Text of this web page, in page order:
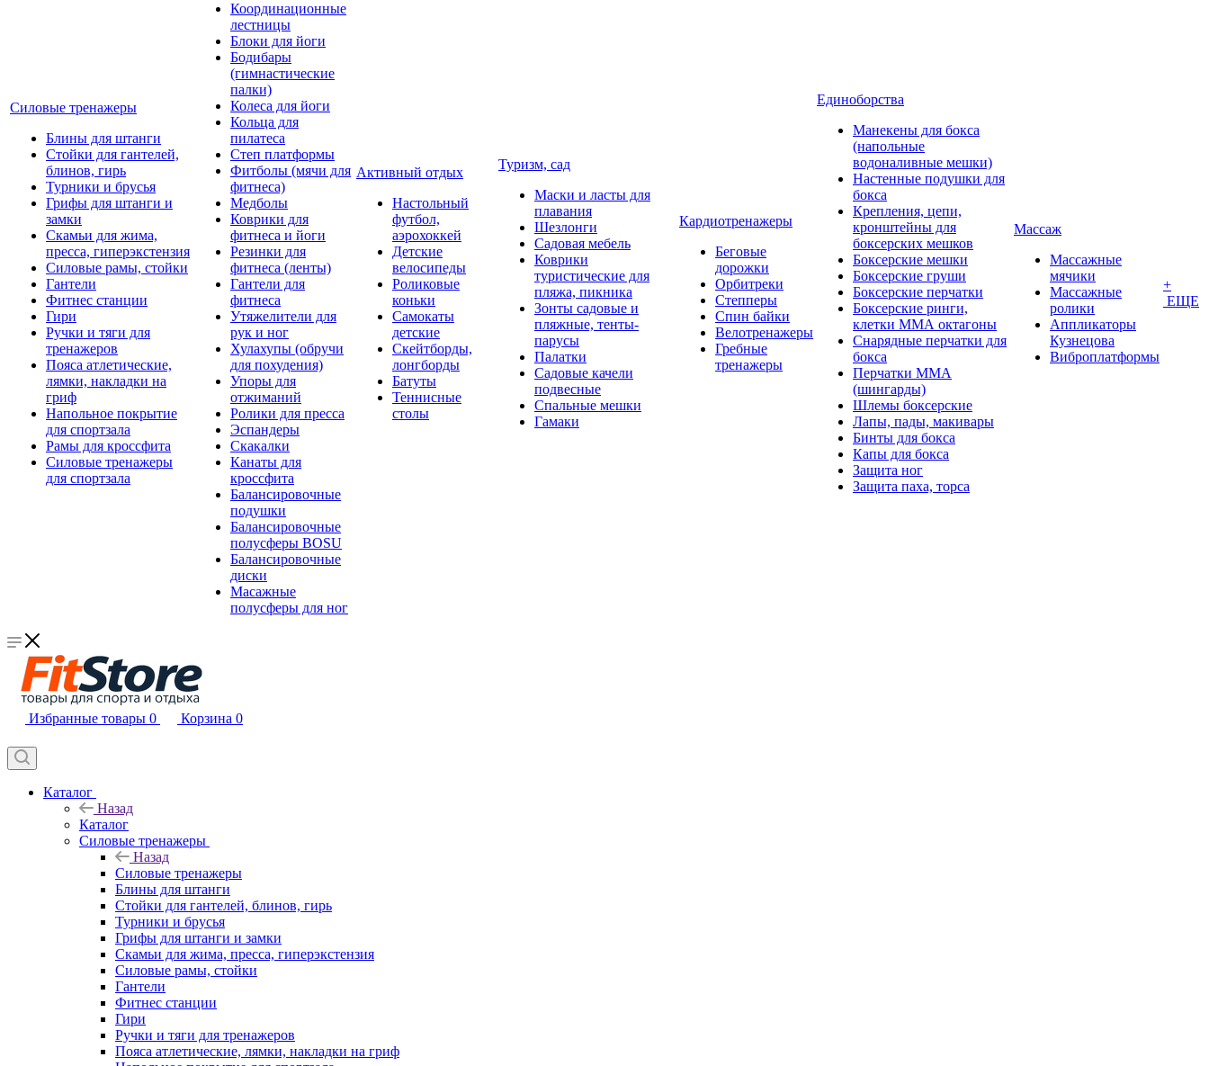
Силовые тренажеры
Блины для штанги
Стойки для гантелей,
блинов, гирь
Турники и брусья
Грифы для штанги и
замки
Скамьи для жима,
пресса, гиперэкстензия
Силовые рамы, стойки
Гантели
Фитнес станции
Гири
Ручки и тяги для
тренажеров
Пояса атлетические,
лямки, накладки на
гриф
Напольное покрытие
для спортзала
Рамы для кроссфита
Силовые тренажеры
для спортзала
Координационные
лестницы
Блоки для йоги
Бодибары
(гимнастические
палки)
Колеса для йоги
Кольца для
пилатеса
Степ платформы
Фитболы (мячи для
фитнеса)
Медболы
Коврики для
фитнеса и йоги
Резинки для
фитнеса (ленты)
Гантели для
фитнеса
Утяжелители для
рук и ног
Хулахупы (обручи
для похудения)
Упоры для
отжиманий
Ролики для пресса
Эспандеры
Скакалки
Канаты для
кроссфита
Балансировочные
подушки
Балансировочные
полусферы BOSU
Балансировочные
диски
Масажные
полусферы для ног
Активный отдых
Настольный
футбол,
аэрохоккей
Детские
велосипеды
Роликовые
коньки
Самокаты
детские
Скейтборды,
лонгборды
Батуты
Теннисные
столы
Туризм, сад
Маски и ласты для
плавания
Шезлонги
Садовая мебель
Коврики
туристические для
пляжа, пикника
Зонты садовые и
пляжные, тенты-
парусы
Палатки
Садовые качели
подвесные
Спальные мешки
Гамаки
Кардиотренажеры
Беговые
дорожки
Орбитреки
Степперы
Спин байки
Велотренажеры
Гребные
тренажеры
Единоборства
Манекены для бокса
(напольные
водоналивные мешки)
Настенные подушки для
бокса
Крепления, цепи,
кронштейны для
боксерских мешков
Боксерские мешки
Боксерские груши
Боксерские перчатки
Боксерские ринги,
клетки ММА октагоны
Снарядные перчатки для
бокса
Перчатки MMA
(шингарды)
Шлемы боксерские
Лапы, пады, макивары
Бинты для бокса
Капы для бокса
Защита ног
Защита паха, торса
Массаж
Массажные
мячики
Массажные
ролики
Аппликаторы
Кузнецова
Виброплатформы
+
ЕЩЕ
Избранные товары 0 Корзина 0
Каталог
Назад
Каталог
Силовые тренажеры
Назад
Силовые тренажеры
Блины для штанги
Стойки для гантелей, блинов, гирь
Турники и брусья
Грифы для штанги и замки
Скамьи для жима, пресса, гиперэкстензия
Силовые рамы, стойки
Гантели
Фитнес станции
Гири
Ручки и тяги для тренажеров
Пояса атлетические, лямки, накладки на гриф